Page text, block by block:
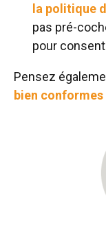
la politique
pas pré-
pour
Pensez
bien conformes